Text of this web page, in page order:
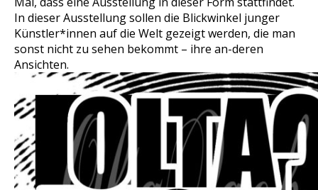
In dieser Ausstellung sollen die Blickwinkel junger
Künstler*innen auf die Welt gezeigt werden, die man
sonst nicht zu sehen bekommt – ihre an-deren
Ansichten.